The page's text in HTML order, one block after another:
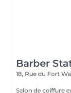
Barber
18, Rue du Fort
Salon de coiffure